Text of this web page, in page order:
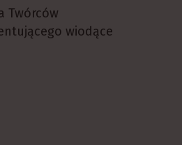
Twórców
wiodące